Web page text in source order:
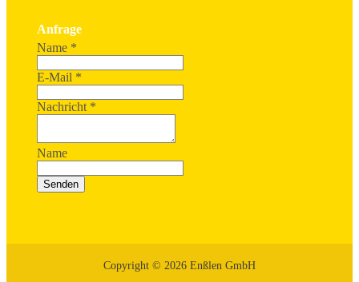
Anfrage
Name *
E-Mail *
Nachricht *
Name
Senden
Copyright © 2026 Enßlen GmbH